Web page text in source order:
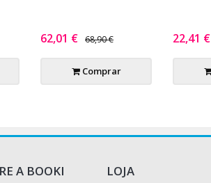
62,01 € 68,90 €
Comprar
22,41 €
A BOOKI LOJA